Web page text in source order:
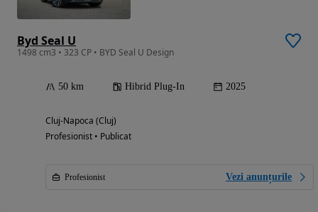
Byd Seal U
1498 cm3 • 323 CP • BYD Seal U Design
50 km Hibrid Plug-In 2025
Cluj-Napoca (Cluj)
Profesionist • Publicat
Profesionist Vezi anunțurile